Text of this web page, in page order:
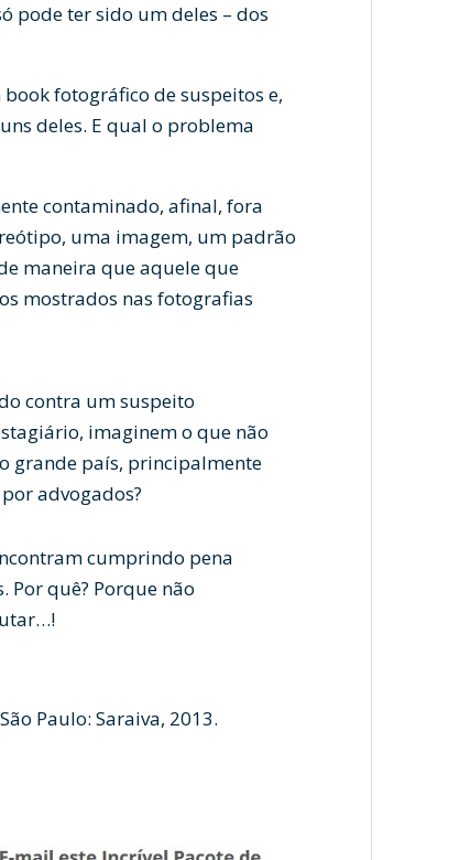
pode ter sido um deles – dos
fotográfico de suspeitos e,
deles. E qual o problema
contaminado, afinal, fora
uma imagem, um padrão
maneira que aquele que
mostrados nas fotografias
contra um suspeito
imaginem o que não
grande país, principalmente
advogados?
cumprindo pena
Por quê? Porque não
Paulo: Saraiva, 2013.